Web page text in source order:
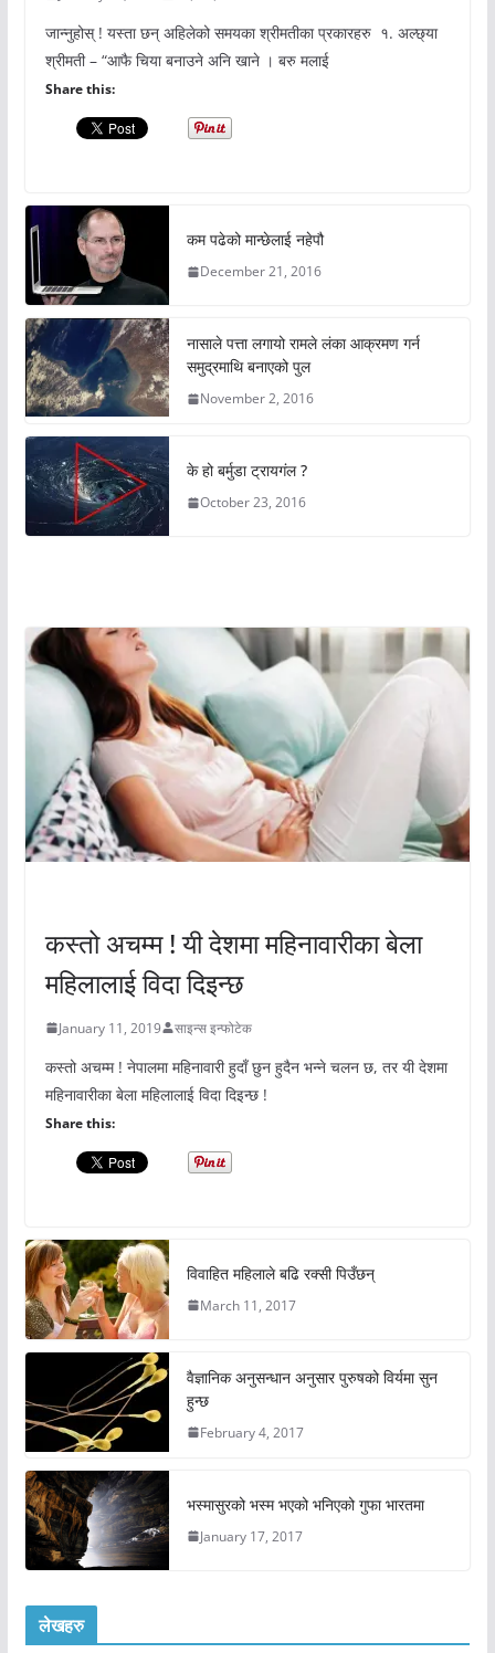
जान्नुहोस् ! यस्ता छन् अहिलेको समयका श्रीमतीका प्रकारहरु १. अल्छ्या
श्रीमती – “आफै चिया बनाउने अनि खाने । बरु मलाई
Share this:
कम पढेको मान्छेलाई नहेपौ
December 21, 2016
नासाले पत्ता लगायो रामले लंका आक्रमण गर्न
समुद्रमाथि बनाएको पुल
November 2, 2016
के हो बर्मुडा ट्रायगंल ?
October 23, 2016
कस्तो अचम्म ! यी देशमा महिनावारीका बेला
महिलालाई विदा दिइन्छ
January 11, 2019 साइन्स इन्फोटेक
कस्तो अचम्म ! नेपालमा महिनावारी हुदाँ छुन हुदैन भन्ने चलन छ, तर यी देशमा
महिनावारीका बेला महिलालाई विदा दिइन्छ !
Share this:
विवाहित महिलाले बढि रक्सी पिउँछन्
March 11, 2017
वैज्ञानिक अनुसन्धान अनुसार पुरुषको विर्यमा सुन
हुन्छ
February 4, 2017
भस्मासुरको भस्म भएको भनिएको गुफा भारतमा
January 17, 2017
लेखहरु